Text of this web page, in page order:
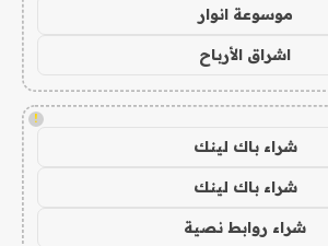
موسوعة انوار
اشراق الأرباح
!
شراء باك لينك
شراء باك لينك
شراء روابط نصية